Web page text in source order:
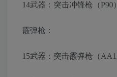
14武器：突击冲锋枪（P90）
霰弹枪：
15武器：突击霰弹枪（